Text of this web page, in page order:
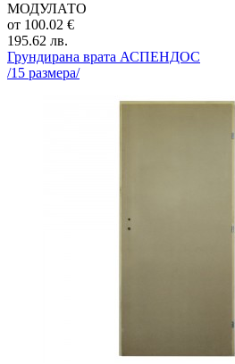
МОДУЛАТО
от 100.02 €
195.62 лв.
Грундирана врата АСПЕНДОС
/15 размера/